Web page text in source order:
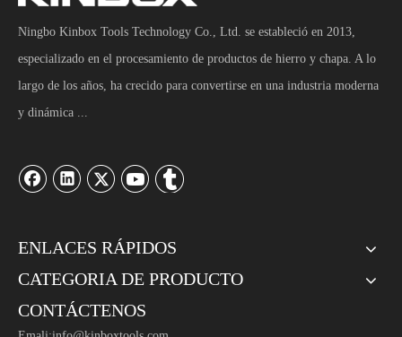
Ningbo Kinbox Tools Technology Co., Ltd. se estableció en 2013,
especializado en el procesamiento de productos de hierro y chapa. A lo
largo de los años, ha crecido para convertirse en una industria moderna
y dinámica ...
ENLACES RÁPIDOS
CATEGORIA DE PRODUCTO
CONTÁCTENOS